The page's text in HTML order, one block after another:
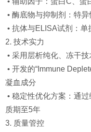
• 酶底物与抑制剂：特
• 抗体与ELISA试剂：
2. 技术实力
• 采用层析纯化、冻干
• 开发的“Immune
凝血成分
• 稳定性优化方案：通
质期至5年
3. 质量管控